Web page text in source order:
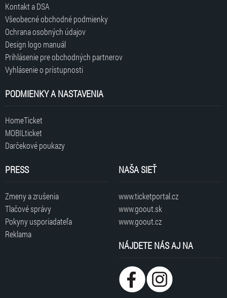
Kontakt a DSA
Všeobecné obchodné podmienky
Ochrana osobných údajov
Design logo manuál
Prihlásenie pre obchodných partnerov
Vyhlásenie o prístupnosti
PODMIENKY A NASTAVENIA
HomeTicket
MOBILticket
Darčekové poukazy
PRESS
Zmeny a zrušenia
Tlačové správy
Pokyny usporiadateľa
Reklama
NAŠA SIEŤ
www.ticketportal.cz
www.goout.sk
www.goout.cz
NÁJDETE NÁS AJ NA